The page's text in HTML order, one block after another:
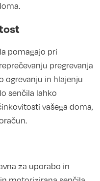
pomagajo pri
pregrevanja
ogrevanju in hlajenju
senčila lahko
vašega doma,
za uporabo in